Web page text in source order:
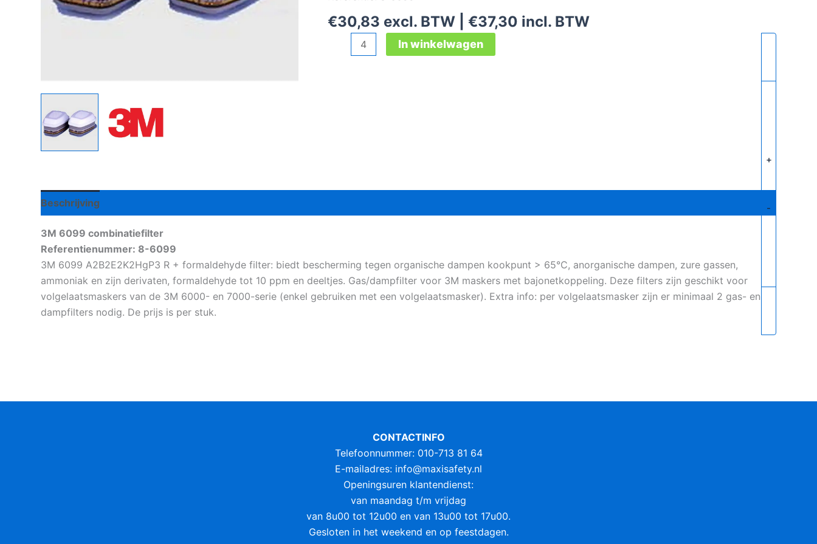
€30,83 excl. BTW | €37,30 incl. BTW
-
6099
+
In winkelwagen
Beschrijving
3M 6099 combinatiefilter
Referentienummer: 8-6099
3M 6099 A2B2E2K2HgP3 R + formaldehyde filter: biedt bescherming tegen organische dampen kookpunt > 65°C, anorganische dampen, zure gassen,
ammoniak en zijn derivaten, formaldehyde tot 10 ppm en deeltjes. Gas/dampfilter voor 3M maskers met bajonetkoppeling. Deze filters zijn geschikt voor
volgelaatsmaskers van de 3M 6000- en 7000-serie (enkel gebruiken met een volgelaatsmasker). Extra info: per volgelaatsmasker zijn er minimaal 2 gas- en
dampfilters nodig. De prijs is per stuk.
CONTACTINFO
Telefoonnummer: 010-713 81 64
E-mailadres: info@maxisafety.nl
Openingsuren klantendienst:
van maandag t/m vrijdag
van 8u00 tot 12u00 en van 13u00 tot 17u00.
Gesloten in het weekend en op feestdagen.